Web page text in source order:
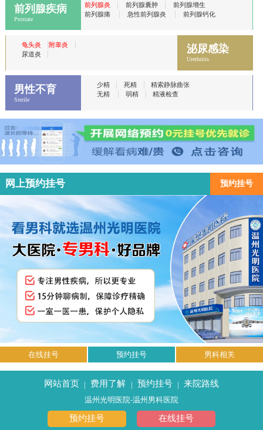
前列腺疾病
Prostate
前列腺炎 前列腺囊肿
前列腺增生
前列腺痛
急性前列腺炎 前列腺钙化
龟头炎 |附睾炎
尿道炎 泌尿感染
Urethritis
男性不育
Sterile
少精 死精
精索静脉曲张
无精
弱精 精液检查
网上预约挂号 预约挂号
在线挂号 预约挂号 男科相关
网站首页 | 费用了解 | 预约挂号 | 来院路线
温州光明医院-温州男科医院
预约挂号 在线挂号